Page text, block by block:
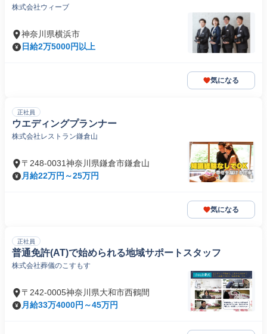
株式会社ウィーブ
神奈川県横浜市
日給2万5000円以上
気になる
正社員
ウエディングプランナー
株式会社レストラン鎌倉山
〒248-0031神奈川県鎌倉市鎌倉山
月給22万円～25万円
気になる
正社員
普通免許(AT)で始められる地域サポートスタッフ
株式会社葬儀のこすもす
〒242-0005神奈川県大和市西鶴間
月給33万4000円～45万円